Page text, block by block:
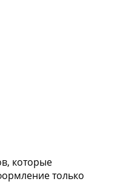
которые
только